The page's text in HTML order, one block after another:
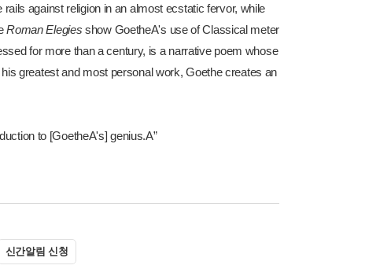
against religion in an almost ecstatic fervor, while
Roman Elegies show GoetheA's use of Classical meter
for more than a century, is a narrative poem whose
greatest and most personal work, Goethe creates an
to [GoetheA's] genius.A”
신간알림 신청